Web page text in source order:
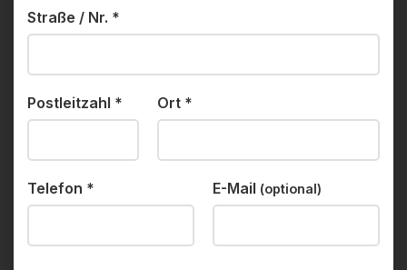
Straße / Nr. *
Postleitzahl * Ort *
Telefon * E-Mail (optional)